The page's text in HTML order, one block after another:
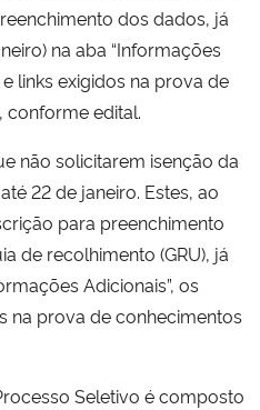
dos dados, já
na aba “Informações
links exigidos na prova de
conforme edital.
não solicitarem isenção da
22 de janeiro. Estes, ao
para preenchimento
de recolhimento (GRU), já
Adicionais”, os
na prova de conhecimentos
Seletivo é composto